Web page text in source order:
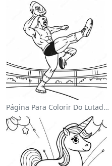
Página Para Colorir Do Lutador Da Wwe Pulando Sobre O Oponente